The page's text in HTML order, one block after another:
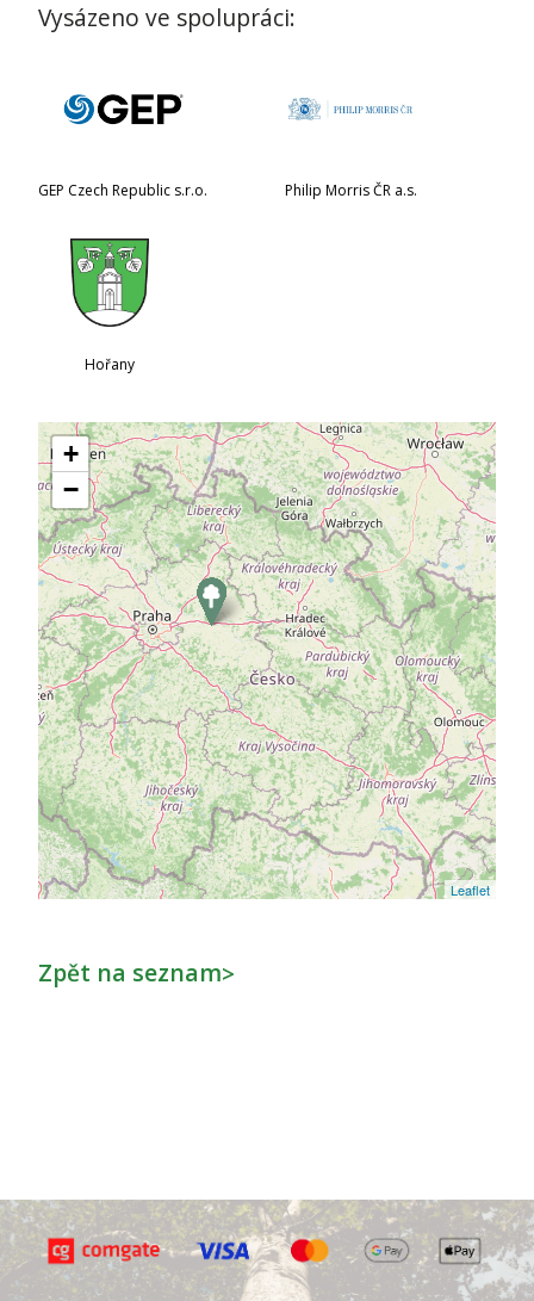
Vysázeno ve spolupráci:
GEP Czech Republic s.r.o. Philip Morris ČR a.s.
Hořany
+
−
Leaflet
Zpět na seznam>